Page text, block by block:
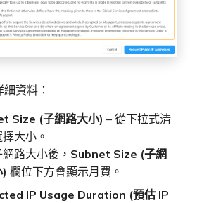
資料：
Size (子網路大小) – 從下拉式清
大小。
路大小後， Subnet Size (子網
欄位下方會顯示月費。
IP Usage Duration (預估 IP